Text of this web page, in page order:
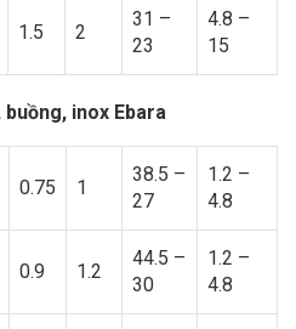
1.5 2
31 –
23
4.8 –
15
inox Ebara
0.75 1
38.5 –
27
1.2 –
4.8
0.9 1.2
44.5 –
30
1.2 –
4.8